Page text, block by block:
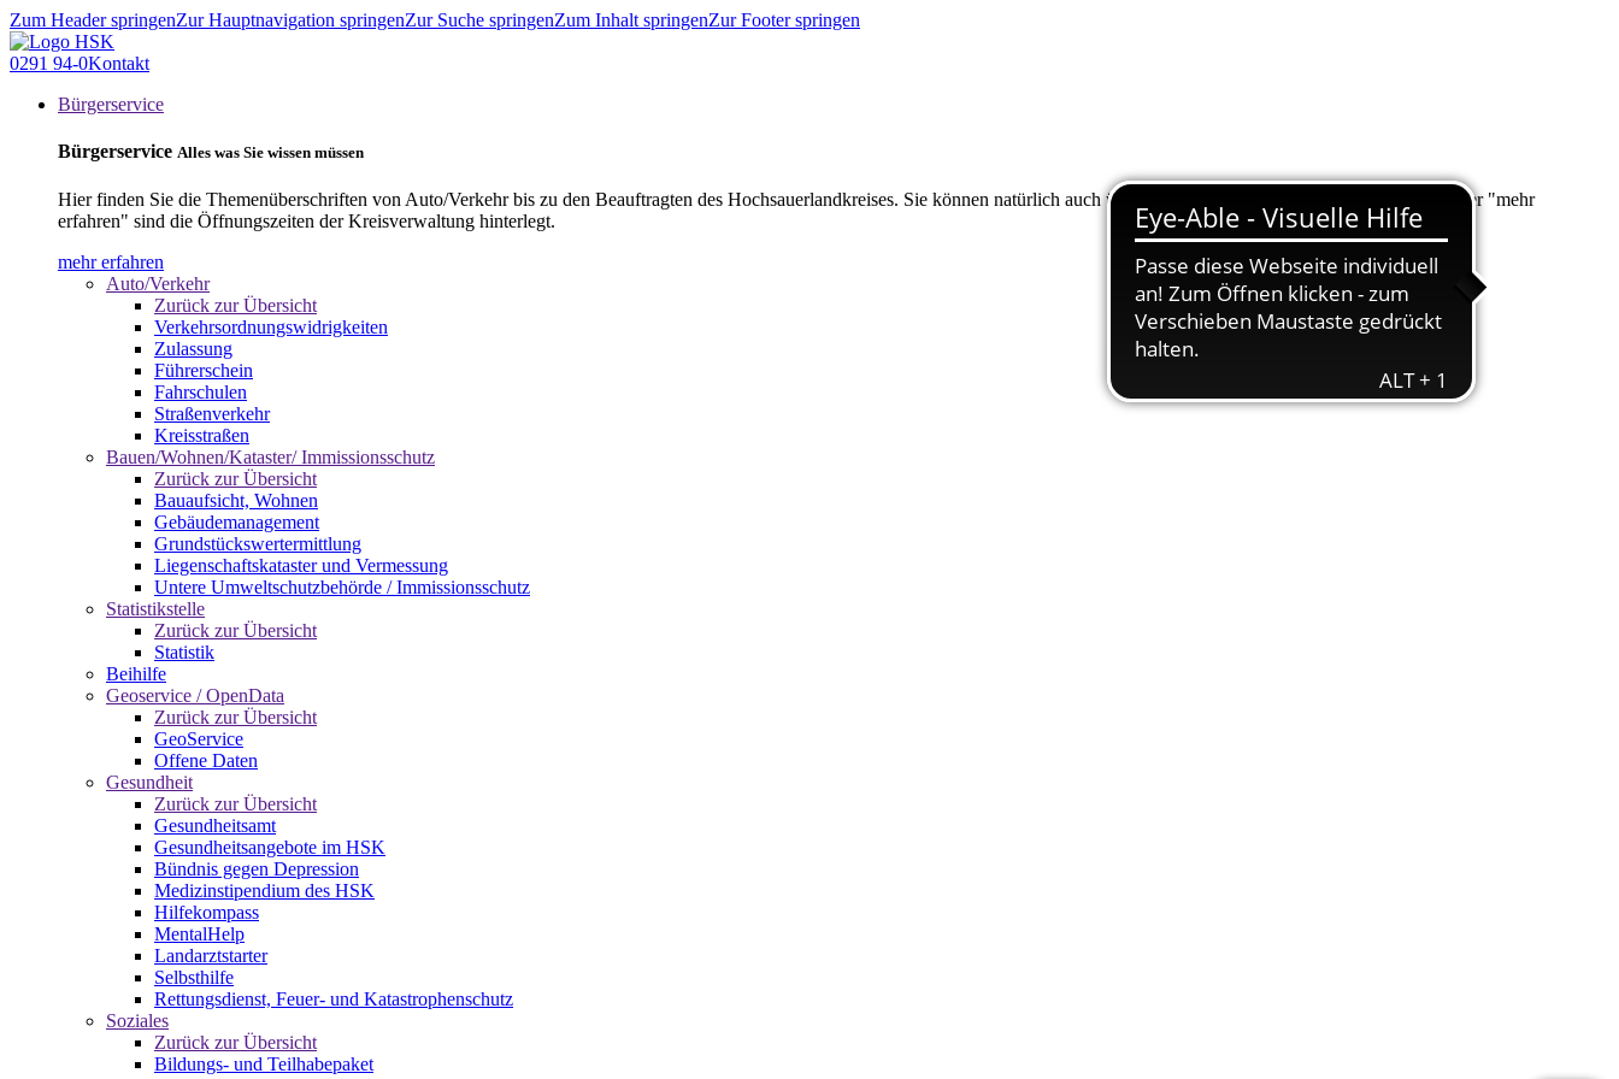
Zum Header springenZur Hauptnavigation springenZur Suche springenZum Inhalt springenZur Footer springen
0291 94-0Kontakt
Bürgerservice
Bürgerservice Alles was Sie wissen müssen
Hier finden Sie die Themenüberschriften von Auto/Verkehr bis zu den Beauftragten des Hochsauerlandkreises. Sie können natürlich auch über "Suche" nach Ihrem Anliegen suchen. Unter "mehr
erfahren" sind die Öffnungszeiten der Kreisverwaltung hinterlegt.
mehr erfahren
Auto/Verkehr
Zurück zur Übersicht
Verkehrsordnungswidrigkeiten
Zulassung
Führerschein
Fahrschulen
Straßenverkehr
Kreisstraßen
Bauen/Wohnen/Kataster/ Immissionsschutz
Zurück zur Übersicht
Bauaufsicht, Wohnen
Gebäudemanagement
Grundstückswertermittlung
Liegenschaftskataster und Vermessung
Untere Umweltschutzbehörde / Immissionsschutz
Statistikstelle
Zurück zur Übersicht
Statistik
Beihilfe
Geoservice / OpenData
Zurück zur Übersicht
GeoService
Offene Daten
Gesundheit
Zurück zur Übersicht
Gesundheitsamt
Gesundheitsangebote im HSK
Bündnis gegen Depression
Medizinstipendium des HSK
Hilfekompass
MentalHelp
Landarztstarter
Selbsthilfe
Rettungsdienst, Feuer- und Katastrophenschutz
Soziales
Zurück zur Übersicht
Bildungs- und Teilhabepaket